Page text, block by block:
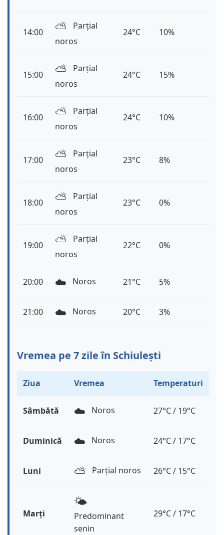
14:00 ⛅️
Parțial
noros
24°C 10%
15:00 ⛅️
Parțial
noros
24°C 15%
16:00 ⛅️
Parțial
noros
24°C 10%
17:00 ⛅️
Parțial
noros
23°C 8%
18:00 ⛅️
Parțial
noros
23°C 0%
19:00 ⛅️
Parțial
noros
22°C 0%
20:00 ☁️ Noros 21°C 5%
21:00 ☁️ Noros 20°C 3%
Vremea pe 7 zile în Schiulești
Ziua Vremea Temperaturi
Sâmbătă ☁️ Noros 27°C / 19°C
Duminică ☁️ Noros 24°C / 17°C
Luni ⛅️ Parțial noros 26°C / 15°C
Marți
🌤️
Predominant
senin
29°C / 17°C